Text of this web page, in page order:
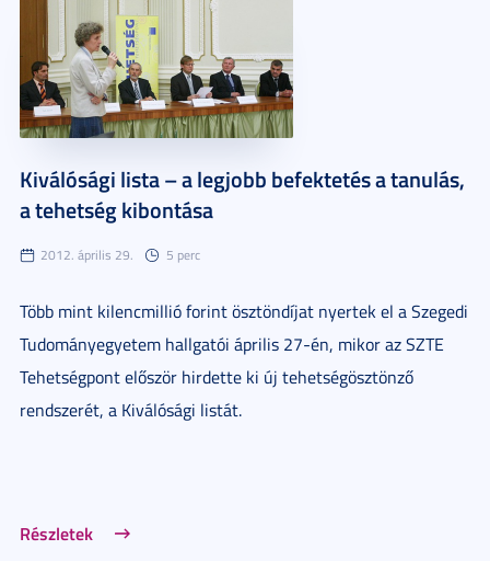
Kiválósági lista – a legjobb befektetés a tanulás,
a tehetség kibontása
2012. április 29. 5 perc
Több mint kilencmillió forint ösztöndíjat nyertek el a Szegedi
Tudományegyetem hallgatói április 27-én, mikor az SZTE
Tehetségpont először hirdette ki új tehetségösztönző
rendszerét, a Kiválósági listát.
Részletek